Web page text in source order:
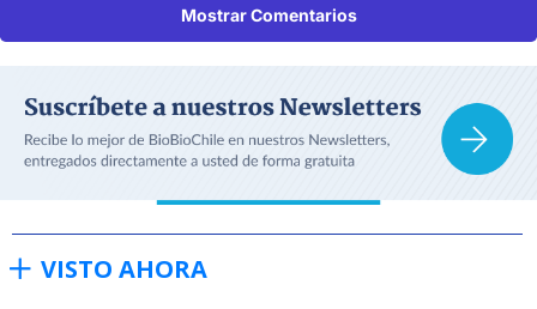
Mostrar Comentarios
VISTO AHORA